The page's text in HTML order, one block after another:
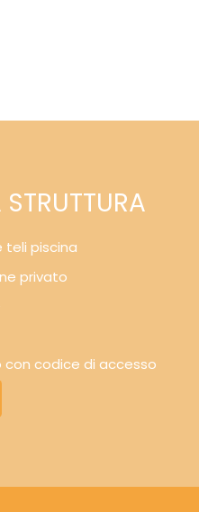
STRUTTURA
teli piscina
privato
codice di accesso